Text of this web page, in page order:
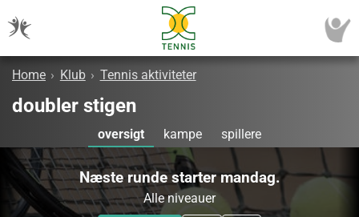
Home › Klub › Tennis aktiviteter
doubler stigen
oversigt kampe spillere
Næste runde starter mandag.
Alle niveauer